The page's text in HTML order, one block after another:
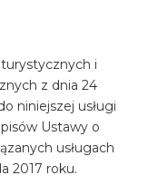
i
z dnia 24
niniejszej usługi
Ustawy o
usługach
2017 roku.